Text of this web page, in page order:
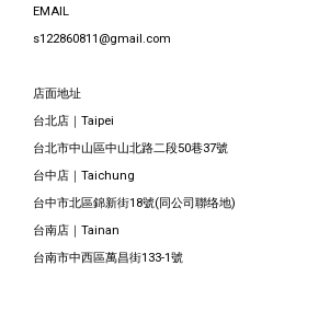
EMAIL
s122860811@gmail.com
店面地址
台北店｜Taipei
台北市中山區中山北路二段50巷37號
台中店｜Taichung
台中市北區錦新街18號(同公司聯络地)
台南店｜Tainan
台南市中西區萬昌街133-1號